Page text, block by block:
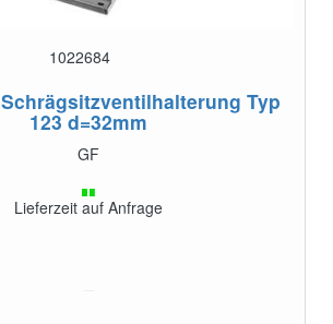
1022684
Schrägsitzventilhalterung Typ
123 d=32mm
GF
Lieferzeit auf Anfrage